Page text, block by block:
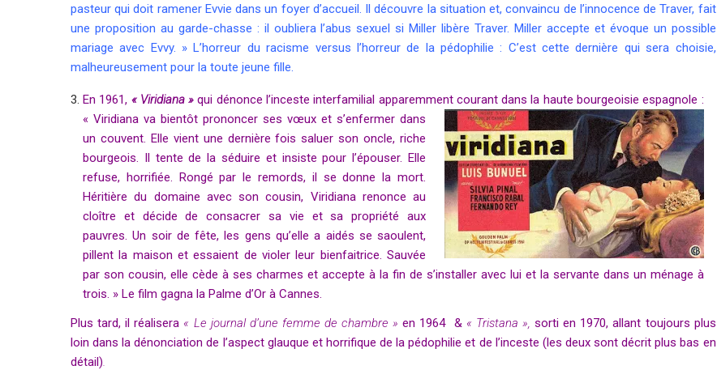
pasteur qui doit ramener Evvie dans un foyer d’accueil. Il découvre la situation et, convaincu de l’innocence de Traver, fait
une proposition au garde-chasse : il oubliera l’abus sexuel si Miller libère Traver. Miller accepte et évoque un possible
mariage avec Evvy. » L’horreur du racisme versus l’horreur de la pédophilie : C’est cette dernière qui sera choisie,
malheureusement pour la toute jeune fille.
En 1961, « Viridiana » qui dénonce l’inceste interfamilial apparemment courant dans la hautebourgeoisie espagnole :
« Viridiana va bientôt prononcer ses vœux et s’enfermer dans
un couvent. Elle vient une dernière fois saluer son oncle, riche
bourgeois. Il tente de la séduire et insiste pour l’épouser. Elle
refuse, horrifiée. Rongé par le remords, il se donne la mort.
Héritière du domaine avec son cousin, Viridiana renonce au
cloître et décide de consacrer sa vie et sa propriété aux
pauvres. Un soir de fête, les gens qu’elle a aidés se saoulent,
pillent la maison et essaient de violer leur bienfaitrice. Sauvée
par son cousin, elle cède à ses charmes et accepte à la fin de s’installer avec lui et la servante dans un ménage à
trois. » Le film gagna la Palme d’Or à Cannes.
Plus tard, il réalisera « Le journal d’une femme de chambre »en 1964 & « Tristana »,sorti en 1970, allant toujours plus
loin dans la dénonciation de l’aspect glauque et horrifique de la pédophilie et de l’inceste (les deux sont décrit plus bas en
détail)